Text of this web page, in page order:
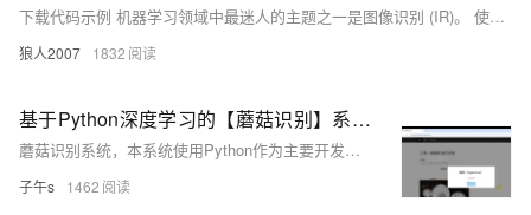
下载代码示例 机器学习领域中最迷人的主题之一是图像识别 (IR)。 使用红外系统的示例包括使用指纹或视网膜识别的计算机登录程序和机场安全系统的扫描乘客脸寻找某种通缉名单上的个人。
狼人2007 1832
基于Python深度学习的【蘑菇识别】系统~卷积神经网络+TensorFlow+图像识别+人工智能
蘑菇识别系统，本系统使用Python作为主要开发语言，基于TensorFlow搭建卷积神经网络算法，并收集了9种常见的蘑菇种类数据集【"香菇（Agaricus）", "毒鹅膏菌（Amanita）", "牛肝菌（Boletus）", "网状菌（Cortinarius）", "毒镰孢（Entoloma）", "湿孢菌（Hygrocybe）", "乳菇（Lactarius）", "红菇（Russula）", "松茸（Suillus）"】 再使用通过搭建的算法模型对数据集进行训练得到一个识别精度较高的模型，然后保存为为本地h5格式文件。最后使用Django框架搭建了一个Web网页平台可视化操作界面，
子午s 1462